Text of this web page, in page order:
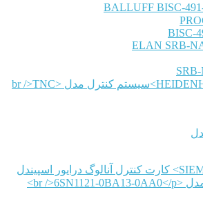
BALLUFF
BISC-
ELAN